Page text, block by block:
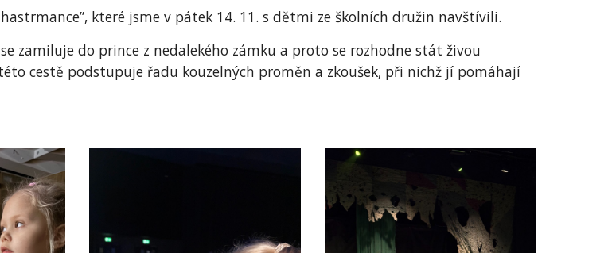
které jsme v pátek 14. 11. s dětmi ze školních družin navštívili.
zamiluje do prince z nedalekého zámku a proto se rozhodne stát živou
cestě podstupuje řadu kouzelných proměn a zkoušek, při nichž jí pomáhají